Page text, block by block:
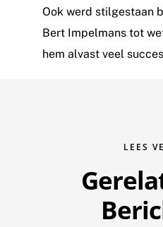
Ook werd stilgestaan
Bert Impelmans tot
hem alvast veel
LEES